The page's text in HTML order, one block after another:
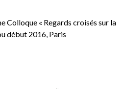
Colloque « Regards croisés sur la
début 2016, Paris